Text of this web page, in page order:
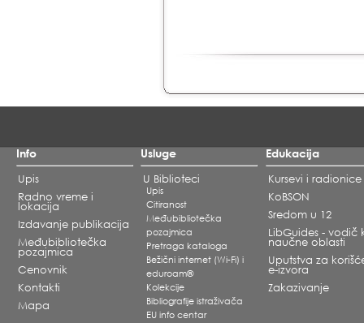
Info
Upis
Radno vreme i
lokacija
Izdavanje publikacija
Međubibliotečka
pozajmica
Cenovnik
Kontakti
Mapa
Usluge
U Biblioteci
Upis
Citiranost
Međubibliotečka
pozajmica
Pretraga kataloga
Bežični internet (Wi-Fi) i
eduroam®
Kolekcije
Bibliografije istraživača
EU info centar
Edukacija
Kursevi i radionice
KoBSON
Sredom u 12
LibGuides - vodič
naučne oblasti
Uputstva za
e-izvora
Zakazivanje